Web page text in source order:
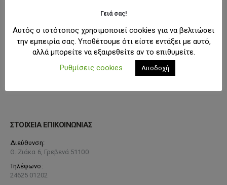
ΣΤΟΙΧΕΙΑ ΕΠΙΚΟΙΝΩΝΙΑΣ
Διεύθυνση:
Θ. Ζιάκα 6, Γρεβενά 51100
Τηλέφωνο:
24625 01202
Γειά σας!
Αυτός ο ιστότοπος χρησιμοποιεί cookies για να βελτιώσει
την εμπειρία σας. Υποθέτουμε ότι είστε εντάξει με αυτό,
αλλά μπορείτε να εξαιρεθείτε αν το επιθυμείτε.
Ρυθμίσεις cookies
Αποδοχή